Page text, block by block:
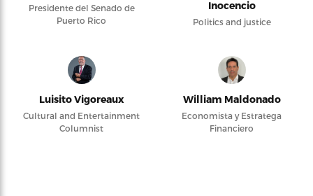
Presidente del Senado de
Puerto Rico
Inocencio
Politics and justice
Luisito Vigoreaux
Cultural and Entertainment
Columnist
William Maldonado
Economista y Estratega
Financiero